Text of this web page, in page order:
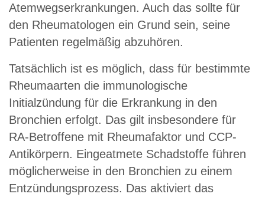
Atemwegserkrankungen. Auch das sollte für
den Rheumatologen ein Grund sein, seine
Patienten regelmäßig abzuhören.
Tatsächlich ist es möglich, dass für bestimmte
Rheumaarten die immunologische
Initialzündung für die Erkrankung in den
Bronchien erfolgt. Das gilt insbesondere für
RA-Betroffene mit Rheumafaktor und CCP-
Antikörpern. Eingeatmete Schadstoffe führen
möglicherweise in den Bronchien zu einem
Entzündungsprozess. Das aktiviert das